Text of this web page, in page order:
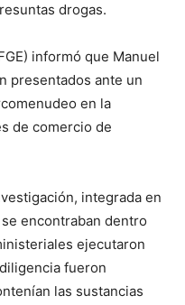
drogas.
informó que Manuel
presentados ante un
en la
de comercio de
integrada en
encontraban dentro
ejecutaron
fueron
las sustancias